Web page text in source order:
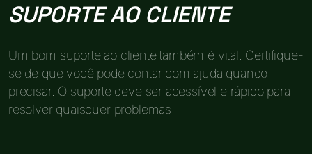
SUPORTE AO CLIENTE
Um bom suporte ao cliente também é vital. Certifique-
se de que você pode contar com ajuda quando
precisar. O suporte deve ser acessível e rápido para
resolver quaisquer problemas.